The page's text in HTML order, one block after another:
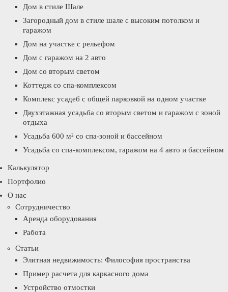
Дом в стиле Шале
Загородный дом в стиле шале с высоким потолком и
гаражом
Дом на участке с рельефом
Дом с гаражом на 2 авто
Дом со вторым светом
Коттедж со спа-комплексом
Комплекс усадеб с общей парковкой на одном участке
Двухэтажная усадьба со вторым светом и гаражом с зоной
отдыха
Усадьба 600 м² со спа-зоной и бассейном
Усадьба со спа-комплексом, гаражом на 4 авто и бассейном
Калькулятор
Портфолио
О нас
Сотрудничество
Аренда оборудования
Работа
Статьи
Элитная недвижимость: Философия пространства
Пример расчета для каркасного дома
Устройство отмостки